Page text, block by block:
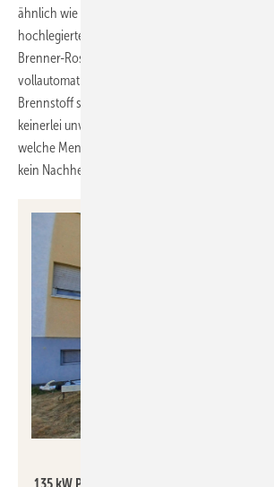
ähnlich wie ein Förderband für Brennstoff und
hochlegierten und selbstreinigenden
Brenner-Rost kann sich durch seinen
vollautomatisch an den Leistungsbedarf
Brennstoff stets hocheffizient verbrannt. In der
keinerlei unverbrannte Rückstände. Der Kessel
welche Menge Brennstoff benötigt wird. Besteht
kein Nachheizen.